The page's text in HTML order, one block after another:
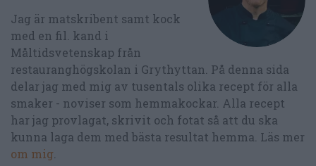
Jag är matskribent samt kock
med en fil. kand i
Måltidsvetenskap från
restauranghögskolan i Grythyttan. På denna sida
delar jag med mig av tusentals olika recept för alla
smaker - noviser som hemmakockar. Alla recept
har jag provlagat, skrivit och fotat så att du ska
kunna laga dem med bästa resultat hemma. Läs mer
om mig